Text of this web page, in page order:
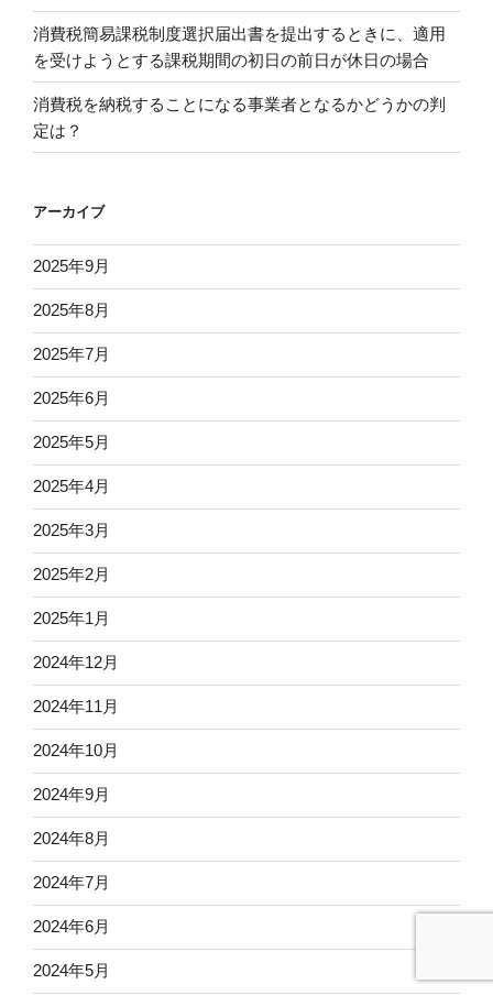
消費税簡易課税制度選択届出書を提出するときに、適用
を受けようとする課税期間の初日の前日が休日の場合
消費税を納税することになる事業者となるかどうかの判
定は？
アーカイブ
2025年9月
2025年8月
2025年7月
2025年6月
2025年5月
2025年4月
2025年3月
2025年2月
2025年1月
2024年12月
2024年11月
2024年10月
2024年9月
2024年8月
2024年7月
2024年6月
2024年5月